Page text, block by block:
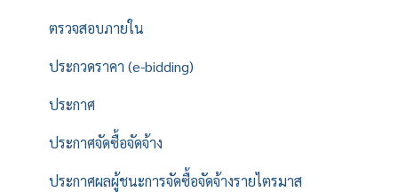
ตรวจสอบภายใน
ประกวดราคา (e-bidding)
ประกาศ
ประกาศจัดซื้อจัดจ้าง
ประกาศผลผู้ชนะการจัดซื้อจัดจ้างรายไตรมาส